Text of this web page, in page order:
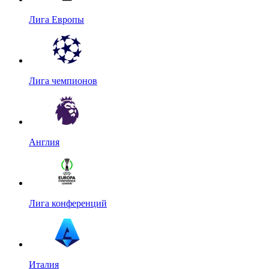
Лига Европы
Лига чемпионов
Англия
Лига конференций
Италия